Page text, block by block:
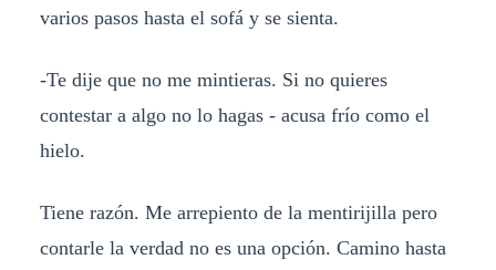
varios pasos hasta el sofá y se sienta.
-Te dije que no me mintieras. Si no quieres
contestar a algo no lo hagas - acusa frío como el
hielo.
Tiene razón. Me arrepiento de la mentirijilla pero
contarle la verdad no es una opción. Camino hasta